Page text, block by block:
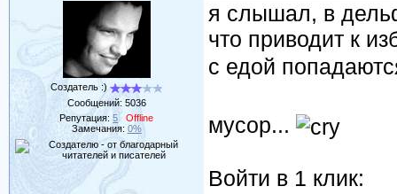
Создатель :)
Сообщений: 5036
Репутация:5
Offline
Замечания: 0%
я слышал, в
что приводит к
с едой
мусор...
Войти в 1 клик: